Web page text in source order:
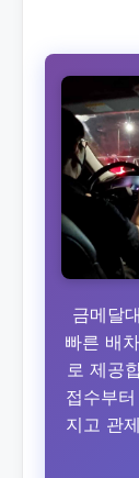
금메달
빠른 배
로 제공
접수부
지고 관